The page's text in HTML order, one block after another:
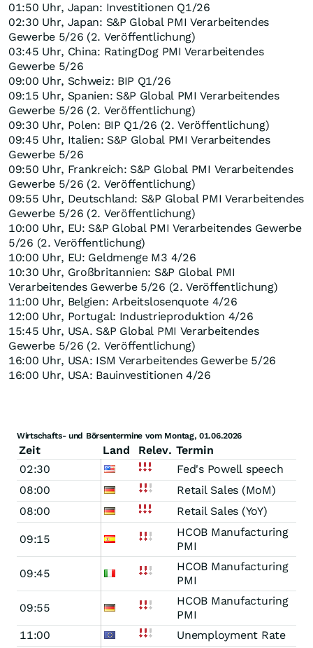
01:50 Uhr, Japan: Investitionen Q1/26
02:30 Uhr, Japan: S&P Global PMI Verarbeitendes
Gewerbe 5/26 (2. Veröffentlichung)
03:45 Uhr, China: RatingDog PMI Verarbeitendes
Gewerbe 5/26
09:00 Uhr, Schweiz: BIP Q1/26
09:15 Uhr, Spanien: S&P Global PMI Verarbeitendes
Gewerbe 5/26 (2. Veröffentlichung)
09:30 Uhr, Polen: BIP Q1/26 (2. Veröffentlichung)
09:45 Uhr, Italien: S&P Global PMI Verarbeitendes
Gewerbe 5/26
09:50 Uhr, Frankreich: S&P Global PMI Verarbeitendes
Gewerbe 5/26 (2. Veröffentlichung)
09:55 Uhr, Deutschland: S&P Global PMI Verarbeitendes
Gewerbe 5/26 (2. Veröffentlichung)
10:00 Uhr, EU: S&P Global PMI Verarbeitendes Gewerbe
5/26 (2. Veröffentlichung)
10:00 Uhr, EU: Geldmenge M3 4/26
10:30 Uhr, Großbritannien: S&P Global PMI
Verarbeitendes Gewerbe 5/26 (2. Veröffentlichung)
11:00 Uhr, Belgien: Arbeitslosenquote 4/26
12:00 Uhr, Portugal: Industrieproduktion 4/26
15:45 Uhr, USA. S&P Global PMI Verarbeitendes
Gewerbe 5/26 (2. Veröffentlichung)
16:00 Uhr, USA: ISM Verarbeitendes Gewerbe 5/26
16:00 Uhr, USA: Bauinvestitionen 4/26
Wirtschafts- und Börsentermine vom Montag, 01.06.2026
Zeit Land Relev. Termin
02:30
Fed's Powell speech
08:00
Retail Sales (MoM)
08:00
Retail Sales (YoY)
09:15
HCOB Manufacturing
PMI
09:45
HCOB Manufacturing
PMI
09:55
HCOB Manufacturing
PMI
11:00
Unemployment Rate